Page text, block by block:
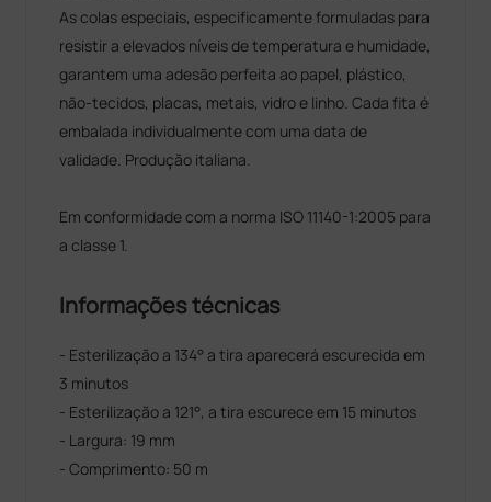
As colas especiais, especificamente formuladas para
resistir a elevados níveis de temperatura e humidade,
garantem uma adesão perfeita ao papel, plástico,
não-tecidos, placas, metais, vidro e linho. Cada fita é
embalada individualmente com uma data de
validade. Produção italiana.
Em conformidade com a norma ISO 11140-1:2005 para
a classe 1.
Informações técnicas
- Esterilização a 134° a tira aparecerá escurecida em
3 minutos
- Esterilização a 121°, a tira escurece em 15 minutos
- Largura: 19 mm
- Comprimento: 50 m